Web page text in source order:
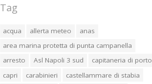
Tag
acqua allerta meteo
anas
area marina protetta di punta campanella
arresto
Asl Napoli 3 sud
capitaneria di porto
capri
carabinieri
castellammare di stabia